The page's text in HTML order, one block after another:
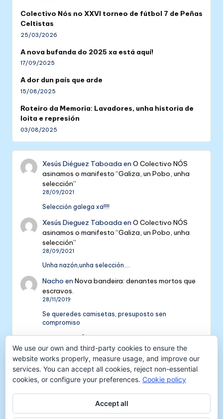
Colectivo Nós no XXVI torneo de fútbol 7 de Peñas
Celtistas
25/03/2026
A nova bufanda do 2025 xa está aquí!
17/09/2025
A dor dun país que arde
15/08/2025
Roteiro da Memoria: Lavadores, unha historia de
loita e represión
03/08/2025
Xesús Diéguez Taboada enO Colectivo NÓS
asinamos o manifesto “Galiza, un Pobo, unha
selección”
28/09/2021
Selección galega xa!!!!
Xesús Dieguez Taboada enO Colectivo NÓS
asinamos o manifesto “Galiza, un Pobo, unha
selección”
28/09/2021
Unha nazón,unha selección....
Nacho enNova bandeira: denantes mortos que
escravos.
28/11/2019
Se queredes camisetas, presuposto sen
compromiso
Colectivo NÓS: 5 anos de galeguismo e celtismo
| Colectivo NósenV Aniversario do Colectivo
NÓS
16/09/2018
[…] mil tempadas máis. E por iso convidámosvos a
We use our own and third-party cookies to ensure the
website works properly, measure usage, and improve our
services. You can accept all cookies, reject non-essential
cookies, or configure your preferences. Cookie policy
Accept all